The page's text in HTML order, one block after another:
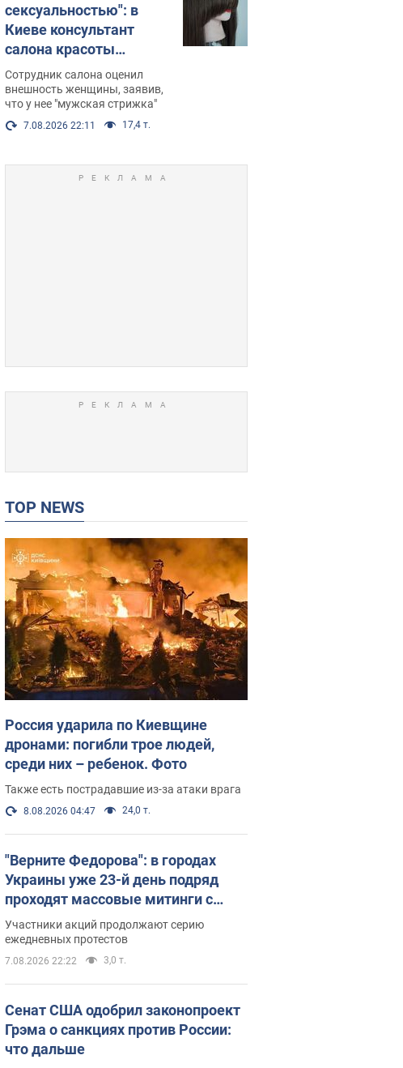
сексуальностью": в
Киеве консультант
салона красоты
оскорбил женщину
после химиотерапии,
разгорелся скандал.
Фото
Сотрудник салона оценил
внешность женщины, заявив,
что у нее "мужская стрижка"
7.08.2026 22:11 17,4 т.
TOP NEWS
Россия ударила по Киевщине
дронами: погибли трое людей,
среди них – ребенок. Фото
Также есть пострадавшие из-за атаки врага
8.08.2026 04:47 24,0 т.
"Верните Федорова": в городах
Украины уже 23-й день подряд
проходят массовые митинги с
плакатами. Фото и видео
Участники акций продолжают серию
ежедневных протестов
7.08.2026 22:22 3,0 т.
Сенат США одобрил законопроект
Грэма о санкциях против России:
что дальше